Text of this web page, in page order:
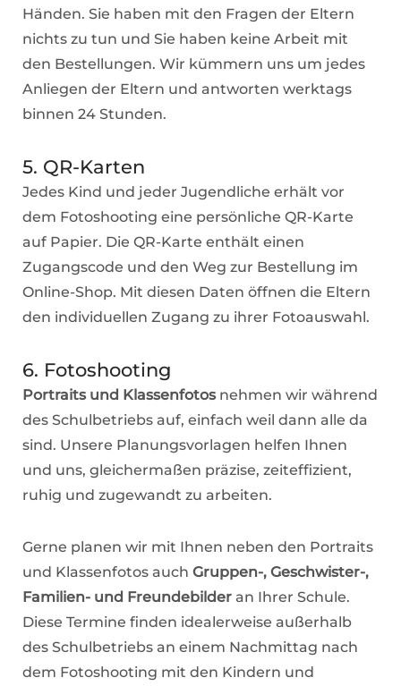
Händen. Sie haben mit den Fragen der Eltern
nichts zu tun und Sie haben keine Arbeit mit
den Bestellungen. Wir kümmern uns um jedes
Anliegen der Eltern und antworten werktags
binnen 24 Stunden.
5. QR-Karten
Jedes Kind und jeder Jugendliche erhält vor
dem Fotoshooting eine persönliche QR-Karte
auf Papier. Die QR-Karte enthält einen
Zugangscode und den Weg zur Bestellung im
Online-Shop. Mit diesen Daten öffnen die Eltern
den individuellen Zugang zu ihrer Fotoauswahl.
6. Fotoshooting
Portraits und Klassenfotosnehmen wir während
des Schulbetriebs auf, einfach weil dann alle da
sind. Unsere Planungsvorlagen helfen Ihnen
und uns, gleichermaßen präzise, zeiteffizient,
ruhig und zugewandt zu arbeiten.
Gerne planen wir mit Ihnen neben den Portraits
und Klassenfotos auch Gruppen-, Geschwister-,
Familien- und Freundebilder an Ihrer Schule.
Diese Termine finden idealerweise außerhalb
des Schulbetriebs an einem Nachmittag nach
dem Fotoshooting mit den Kindern und